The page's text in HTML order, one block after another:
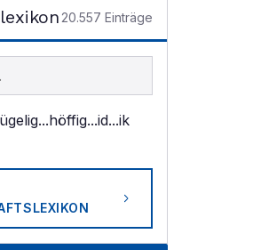
20.557 Einträge
...höffig...id...ik